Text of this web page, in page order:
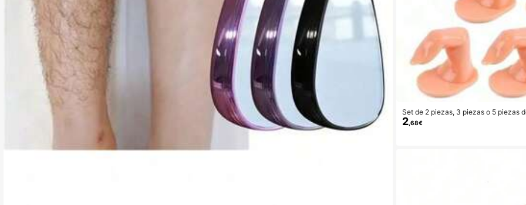
Set de 2 piezas, 3 piezas o 5 piezas
nto de arte de uñas para artistas y
2,68€